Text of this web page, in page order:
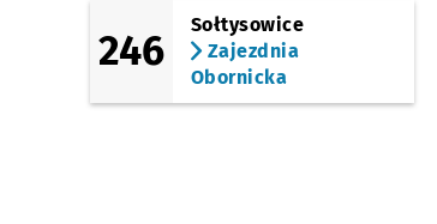
246
Sołtysowice
Zajezdnia
Obornicka